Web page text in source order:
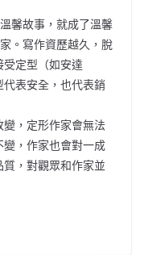
馨故事，就成了溫馨
。寫作資歷越久，脫
定型（如安達
表安全，也代表銷
，定形作家會無法
，作家也會對一成
，對觀眾和作家並